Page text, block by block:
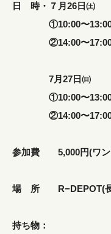
日 時・７月26日㈯
①10:00〜
②14:00〜
7月27日㈰
①10:00〜
②14:00〜
参加費 5,000円(ワン
場 所 R−DEPOT(長
持ち物：